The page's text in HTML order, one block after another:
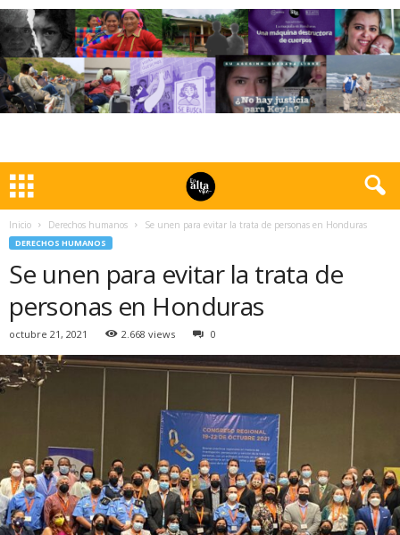
Inicio Derechos humanos Se unen para evitar la trata de personas en Honduras
DERECHOS HUMANOS
Se unen para evitar la trata de
personas en Honduras
octubre 21, 2021 2.668 views 0